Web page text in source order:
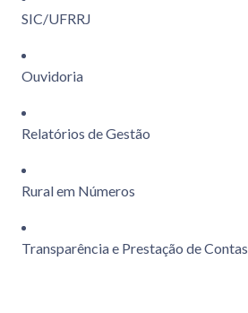
SIC/UFRRJ
Ouvidoria
Relatórios de Gestão
Rural em Números
Transparência e Prestação de Contas